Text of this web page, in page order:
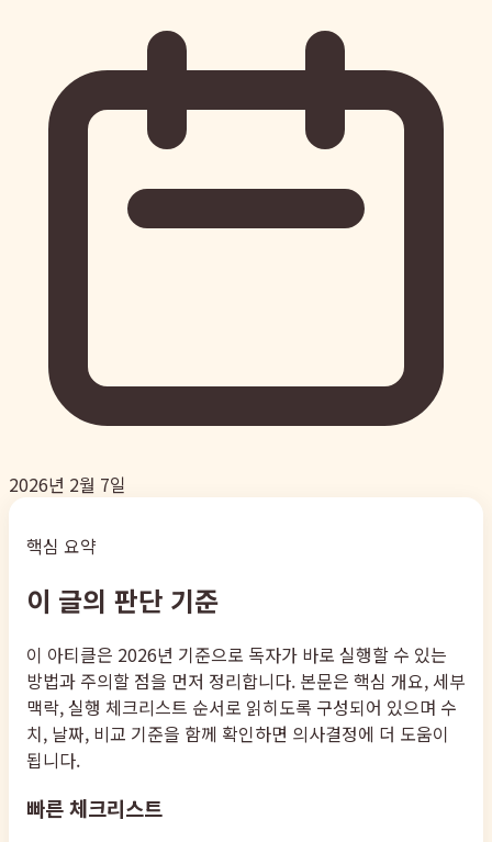
2026년 2월 7일
핵심 요약
이 글의 판단 기준
이 아티클은 2026년 기준으로 독자가 바로 실행할 수 있는
방법과 주의할 점을 먼저 정리합니다. 본문은 핵심 개요, 세부
맥락, 실행 체크리스트 순서로 읽히도록 구성되어 있으며 수
치, 날짜, 비교 기준을 함께 확인하면 의사결정에 더 도움이
됩니다.
빠른 체크리스트